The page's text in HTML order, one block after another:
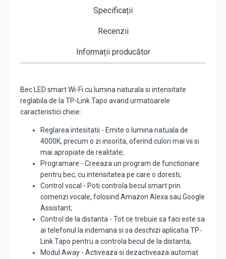
Specificații
Recenzii
Informații producător
Bec LED smart Wi-Fi cu lumina naturala si intensitate
reglabila de la TP-Link Tapo avand urmatoarele
caracteristici cheie:
Reglarea intesitatii - Emite o lumina natuala de
4000K, precum o zi insorita, oferind culori mai vii si
mai apropiate de realitate;
Programare - Creeaza un program de functionare
pentru bec, cu intensitatea pe care o doresti;
Control vocal - Poti controla becul smart prin
comenzi vocale, folosind Amazon Alexa sau Google
Assistant;
Control de la distanta - Tot ce trebuie sa faci este sa
ai telefonul la indemana si sa deschizi aplicatia TP-
Link Tapo pentru a controla becul de la distanta;
Modul Away - Activeaza si dezactiveaza automat